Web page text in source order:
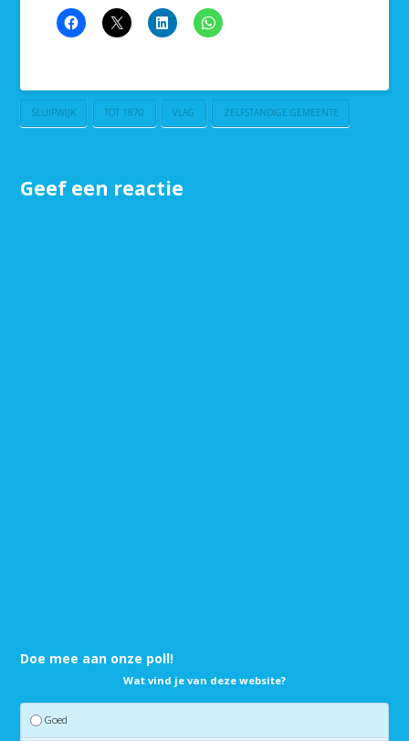
SLUIPWIJK TOT 1870 VLAG ZELFSTANDIGE GEMEENTE
Geef een reactie
Doe mee aan onze poll!
Wat vind je van deze website?
Goed